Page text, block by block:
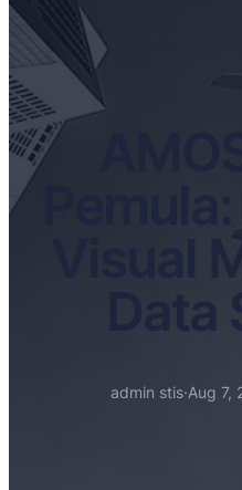
Visual
admin stis·Aug 7,